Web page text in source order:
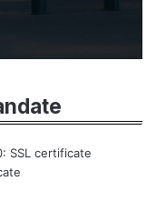
SSL certificate